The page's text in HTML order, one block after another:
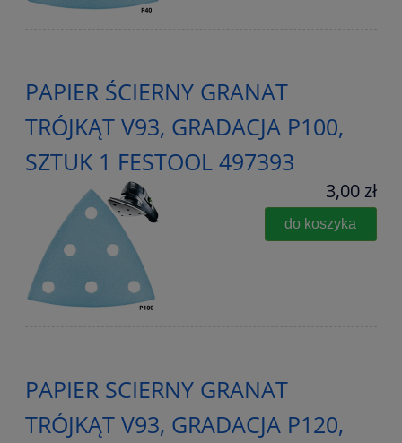
PAPIER ŚCIERNY GRANAT
TRÓJKĄT V93, GRADACJA P100,
SZTUK 1 FESTOOL 497393
3,00 zł
do koszyka
PAPIER SCIERNY GRANAT
TRÓJKĄT V93, GRADACJA P120,